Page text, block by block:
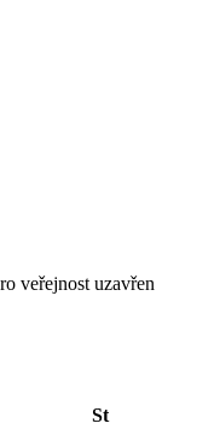
veřejnost uzavřen
St